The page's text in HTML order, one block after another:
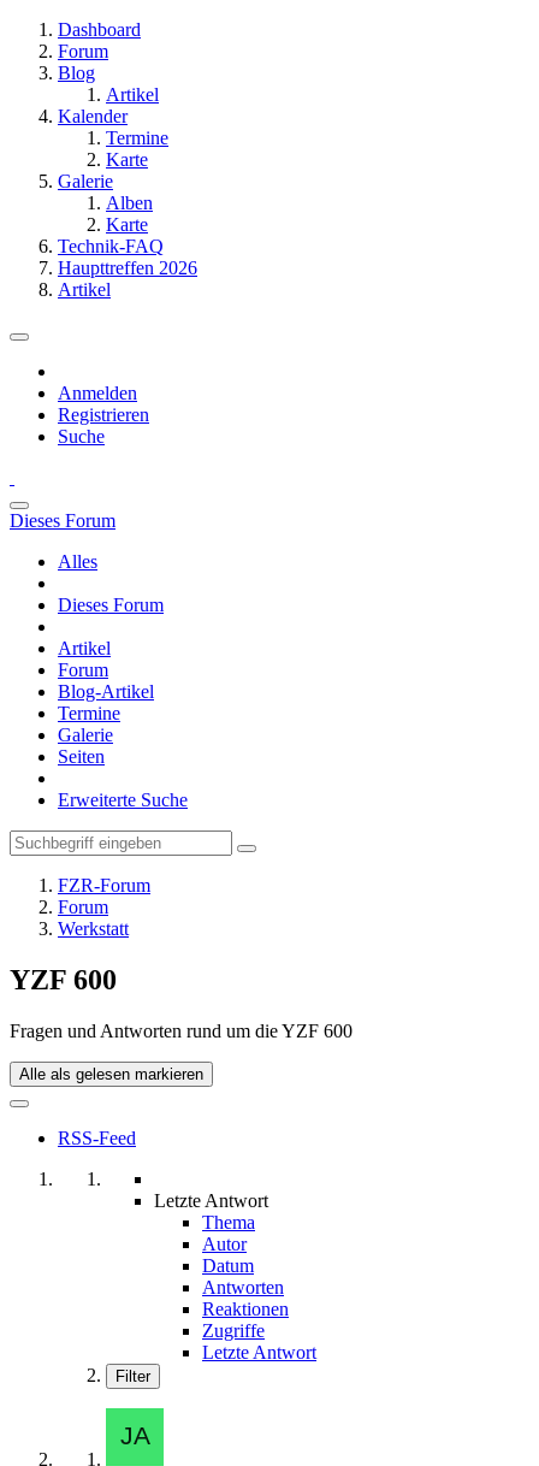
Dashboard
Forum
Blog
Artikel
Kalender
Termine
Karte
Galerie
Alben
Karte
Technik-FAQ
Haupttreffen 2026
Artikel
Anmelden
Registrieren
Suche
Dieses Forum
Alles
Dieses Forum
Artikel
Forum
Blog-Artikel
Termine
Galerie
Seiten
Erweiterte Suche
FZR-Forum
Forum
Werkstatt
YZF 600
Fragen und Antworten rund um die YZF 600
Alle als gelesen markieren
RSS-Feed
Letzte Antwort
Thema
Autor
Datum
Antworten
Reaktionen
Zugriffe
Letzte Antwort
Filter